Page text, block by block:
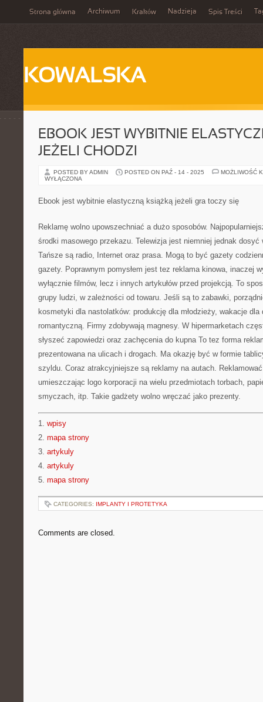
Strona główna Archiwum Kraków Nadzieja Spis Treści
KOWALSKA
EBOOK JEST WYBITNIE
JEŻELI CHODZI
POSTED BY ADMIN POSTED ON PAŹ - 14 - 2025
MOŻLIWOŚĆ
WYŁĄCZONA
Ebook jest wybitnie elastyczną książką jeżeli gra toczy się
Reklamę wolno upowszechniać a dużo sposobów.
środki masowego przekazu. Telewizja jest niemniej jednak dosyć
Tańsze są radio, Internet oraz prasa. Mogą to być gazety
gazety. Poprawnym pomysłem jest tez reklama kinowa, inaczej
wyłącznie filmów, lecz i innych artykułów przed projekcją. To
grupy ludzi, w zależności od towaru. Jeśli są to zabawki,
kosmetyki dla nastolatków: produkcję dla młodzieży, wakacje dla
romantyczną. Firmy zdobywają magnesy. W hipermarketach
słyszeć zapowiedzi oraz zachęcenia do kupna To tez forma
prezentowana na ulicach i drogach. Ma okazję być w formie
szyldu. Coraz atrakcyjniejsze są reklamy na autach.
umieszczając logo korporacji na wielu przedmiotach torbach,
smyczach, itp. Takie gadżety wolno wręczać jako prezenty.
1. wpisy
2. mapa strony
3. artykuly
4. artykuly
5. mapa strony
CATEGORIES: IMPLANTY I PROTETYKA
Comments are closed.